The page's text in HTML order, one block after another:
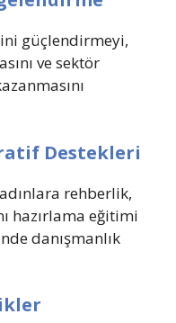
güçlendirmeyi,
ve sektör
Destekleri
rehberlik,
hazırlama eğitimi
danışmanlık